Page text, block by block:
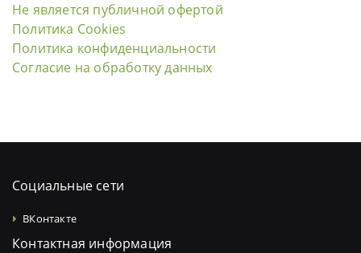
Не является публичной офертой
Политика Cookies
Политика конфиденциальности
Согласие на обработку данных
Социальные сети
ВКонтакте
Контактная информация